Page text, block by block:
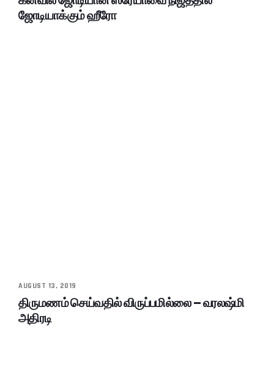
ஜோடியாக்கும் ஹீரோ
AUGUST 13, 2019
திருமணம் செய்வதில் விருப்பமில்லை – வரலஷ்மி
அதிரடி